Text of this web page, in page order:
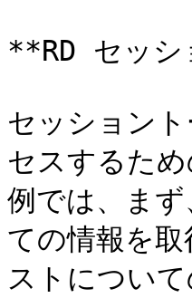
**RD セッシ
セッション
セスするた
例では、ま
ての情報を
ストについ